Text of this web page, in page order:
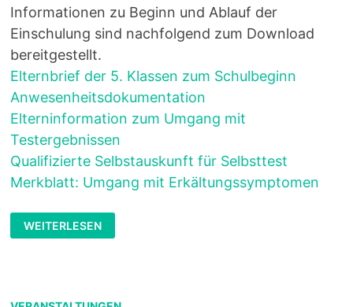
Informationen zu Beginn und Ablauf der
Einschulung sind nachfolgend zum Download
bereitgestellt.
Elternbrief der 5. Klassen zum Schulbeginn
Anwesenheitsdokumentation
Elterninformation zum Umgang mit
Testergebnissen
Qualifizierte Selbstauskunft für Selbsttest
Merkblatt: Umgang mit Erkältungssymptomen
INFORMATIONEN
FÜR
DIE
WEITERLESEN